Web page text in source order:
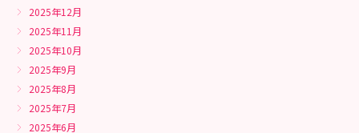
2025年12月
2025年11月
2025年10月
2025年9月
2025年8月
2025年7月
2025年6月